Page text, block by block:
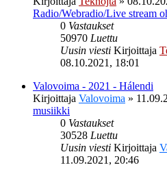
Radio/Webradio/Live stream
0 Vastaukset
50970 Luettu
Uusin viesti Kirjoittaja
08.10.2021, 18:01
Valovoima - 2021 - Hálendi
Kirjoittaja Valovoima »
musiikki
0 Vastaukset
30528 Luettu
Uusin viesti Kirjoittaja
11.09.2021, 20:46